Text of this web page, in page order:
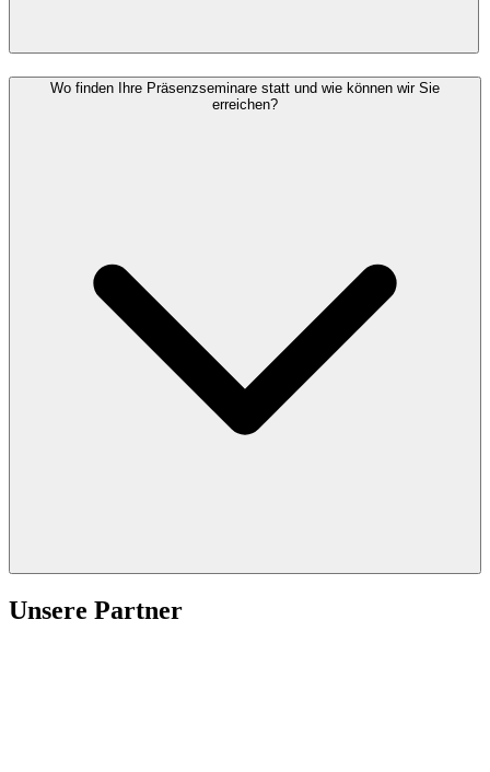
Wo finden Ihre Präsenzseminare statt und wie können wir Sie
erreichen?
Unsere Partner